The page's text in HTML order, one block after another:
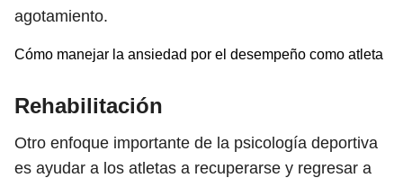
agotamiento.
Cómo manejar la ansiedad por el desempeño como atleta
Rehabilitación
Otro enfoque importante de la psicología deportiva
es ayudar a los atletas a recuperarse y regresar a